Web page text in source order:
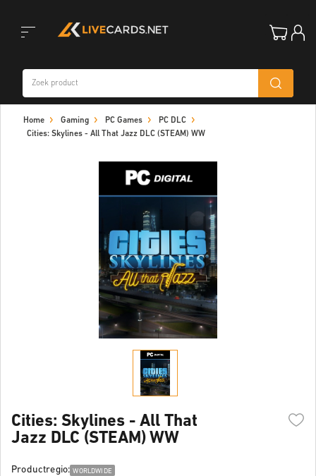
navigation
Home Gaming PC Games
PC DLC
Cities: Skylines - All That Jazz DLC (STEAM) WW
Cities: Skylines - All That
Jazz DLC (STEAM) WW
Productregio: WORLDWIDE